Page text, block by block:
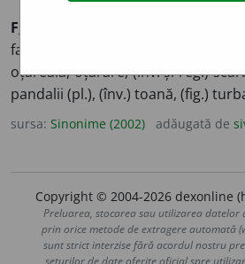
F
s. înverșunare, mânie,
fam.) năduf, (pop.) îndrăcire,
oțăreală, oțărâre, (înv. și reg.)
pandalii (pl.), (înv.) toană, (fig.)
sursa: Sinonime (2002) adăugată de
Copyright © 2004-2026 dexonline
Preluarea, stocarea sau utilizarea datelor
prin orice metode de extragere automată
sunt strict interzise fără acordul nostru
seturilor de date oferite oficial spre